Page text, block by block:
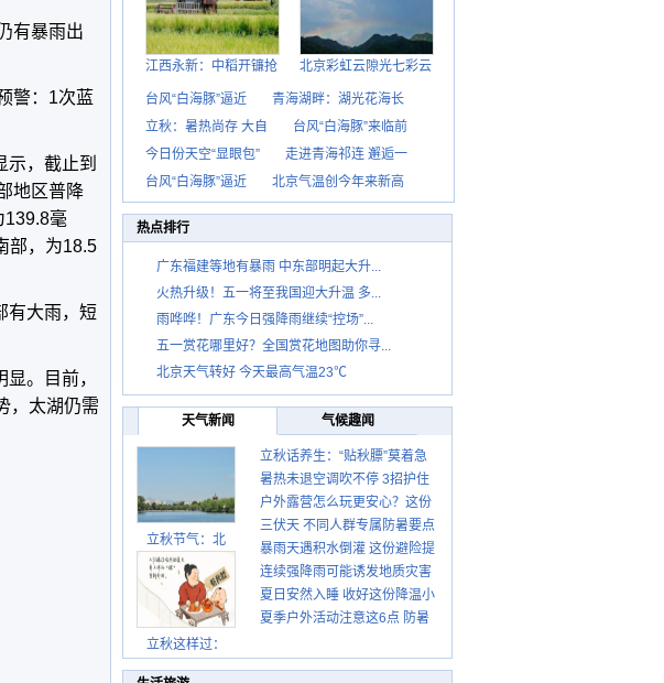
有暴雨出
警：1次蓝
示，截止到
地区普降
139.8毫
部，为18.5
有大雨，短
。目前，
，太湖仍需
江西永新：中稻开镰抢 北京彩虹云隙光七彩云
台风“白海豚”逼近
青海湖畔：湖光花海长
立秋：暑热尚存 大自
台风“白海豚”来临前
今日份天空“显眼包”
走进青海祁连 邂逅一
台风“白海豚”逼近
北京气温创今年来新高
热点排行
广东福建等地有暴雨 中东部明起大升...
火热升级！五一将至我国迎大升温 多...
雨哗哗！广东今日强降雨继续“控场”...
五一赏花哪里好？全国赏花地图助你寻...
北京天气转好 今天最高气温23℃
天气新闻 气候趣闻
立秋节气：北
立秋这样过：
立秋话养生：“贴秋膘”莫着急
先清暑再防燥
暑热未退空调吹不停 3招护住
肩颈不酸痛
户外露营怎么玩更安心？这份
攻略请收好
三伏天 不同人群专属防暑要点
请收好
暴雨天遇积水倒灌 这份避险提
示请收好
连续强降雨可能诱发地质灾害
这些前兆要知道
夏日安然入睡 收好这份降温小
贴士
夏季户外活动注意这6点 防暑